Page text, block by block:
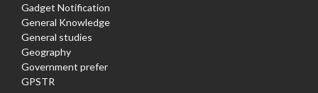
Gadget Notification
General Knowledge
General studies
Geography
Government prefer
GPSTR